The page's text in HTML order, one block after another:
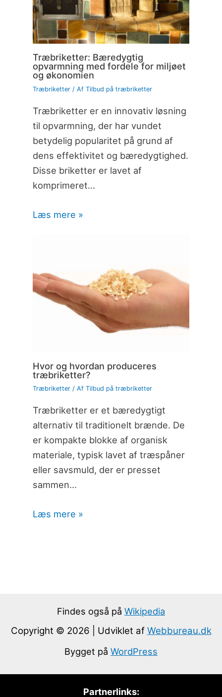
Træbriketter: Bæredygtig
opvarmning med fordele for miljøet
og økonomien
Træbriketter/ Af Tilbud på træbriketter
Træbriketter er en innovativ løsning
til opvarmning, der har vundet
betydelig popularitet på grund af
dens effektivitet og bæredygtighed.
Disse briketter er lavet af
komprimeret…
Læs mere »
Hvor og hvordan produceres
træbriketter?
Træbriketter/ Af Tilbud på træbriketter
Træbriketter er et bæredygtigt
alternativ til traditionelt brænde. De
er kompakte blokke af organisk
materiale, typisk lavet af træspåner
eller savsmuld, der er presset
sammen…
Læs mere »
Findes også på Wikipedia
Copyright © 2026 | Udviklet af Webbureau.dk
Bygget på WordPress
Partnerlinks: